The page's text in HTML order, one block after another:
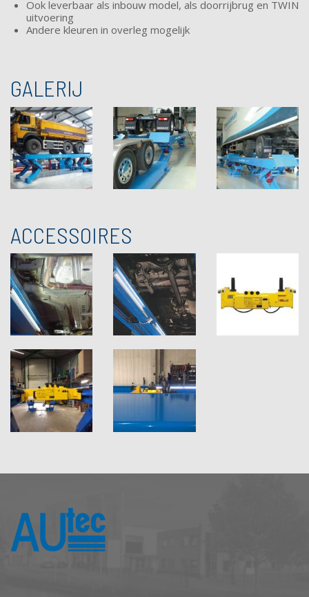
Ook leverbaar als inbouw model, als doorrijbrug en TWIN
uitvoering
Andere kleuren in overleg mogelijk
GALERIJ
ACCESSOIRES